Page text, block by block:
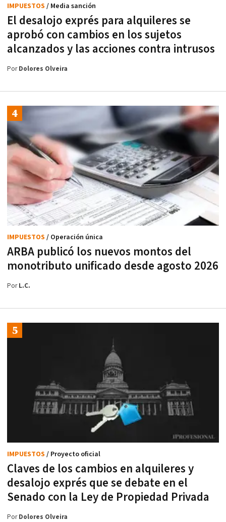
El desalojo exprés para alquileres se
aprobó con cambios en los sujetos
alcanzados y las acciones contra intrusos
IMPUESTOS / Media sanción
PorDolores Olveira
ARBA publicó los nuevos montos del
monotributo unificado desde agosto 2026
IMPUESTOS / Operación única
PorL.C.
Claves de los cambios en alquileres y
desalojo exprés que se debate en el
Senado con la Ley de Propiedad Privada
IMPUESTOS / Proyecto oficial
PorDolores Olveira